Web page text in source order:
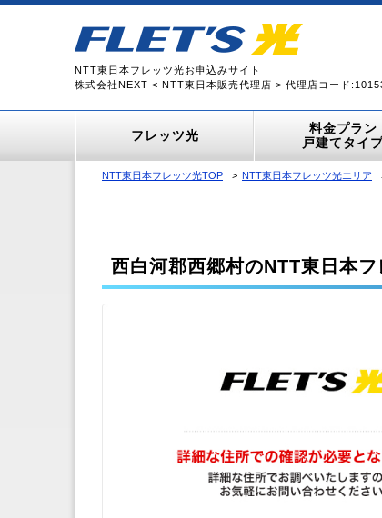
NTT東日本フレッツ光お申込みサイト
株式会社NEXT < NTT東日本販売代理店 > 代理店コード
フレッツ光
料金プラン
戸建てタイ
NTT東日本フレッツ光TOP NTT東日本フレッツ光エリア
西白河郡西郷村のNTT東日本フ